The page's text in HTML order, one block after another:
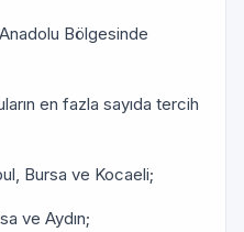
Bölgesinde
en fazla sayıda tercih
Bursa ve Kocaeli;
ve Aydın;